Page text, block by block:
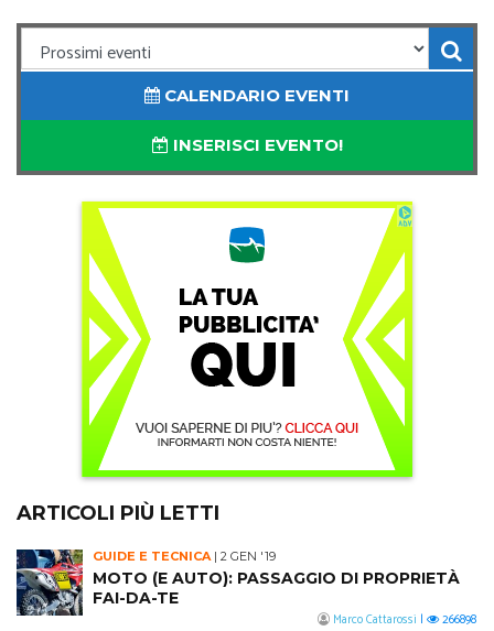
CALENDARIO EVENTI
INSERISCI EVENTO!
ARTICOLI PIÙ LETTI
GUIDE E TECNICA | 2 GEN '19
MOTO (E AUTO): PASSAGGIO DI PROPRIETÀ
FAI-DA-TE
Marco Cattarossi | 266898